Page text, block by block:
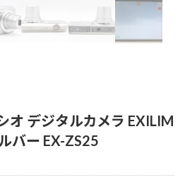
オ デジタルカメラ EXILIM
バー EX-ZS25